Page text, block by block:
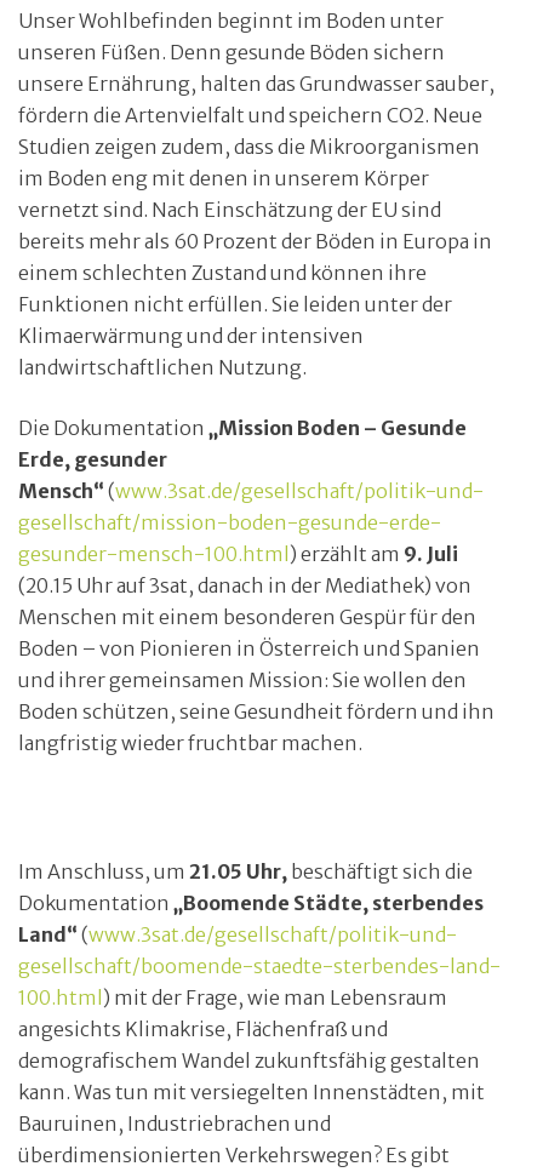
Unser Wohlbefinden beginnt im Boden unter
unseren Füßen. Denn gesunde Böden sichern
unsere Ernährung, halten das Grundwasser sauber,
fördern die Artenvielfalt und speichern CO2. Neue
Studien zeigen zudem, dass die Mikroorganismen
im Boden eng mit denen in unserem Körper
vernetzt sind. Nach Einschätzung der EU sind
bereits mehr als 60 Prozent der Böden in Europa in
einem schlechten Zustand und können ihre
Funktionen nicht erfüllen. Sie leiden unter der
Klimaerwärmung und der intensiven
landwirtschaftlichen Nutzung.
Die Dokumentation „Mission Boden – Gesunde
Erde, gesunder
Mensch“ (www.3sat.de/gesellschaft/politik-und-
gesellschaft/mission-boden-gesunde-erde-
gesunder-mensch-100.html) erzählt am 9. Juli
(20.15 Uhr auf 3sat, danach in der Mediathek) von
Menschen mit einem besonderen Gespür für den
Boden – von Pionieren in Österreich und Spanien
und ihrer gemeinsamen Mission: Sie wollen den
Boden schützen, seine Gesundheit fördern und ihn
langfristig wieder fruchtbar machen.
Im Anschluss, um 21.05 Uhr, beschäftigt sich die
Dokumentation „Boomende Städte, sterbendes
Land“ (www.3sat.de/gesellschaft/politik-und-
gesellschaft/boomende-staedte-sterbendes-land-
100.html) mit der Frage, wie man Lebensraum
angesichts Klimakrise, Flächenfraß und
demografischem Wandel zukunftsfähig gestalten
kann. Was tun mit versiegelten Innenstädten, mit
Bauruinen, Industriebrachen und
überdimensionierten Verkehrswegen? Es gibt